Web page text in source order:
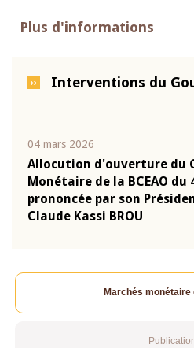
Plus d'informations
Interventions du
04 mars 2026
Allocution d'ouverture du
Monétaire de la BCEAO du
prononcée par son
Claude Kassi BROU
Marchés monétaire